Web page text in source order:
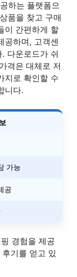
하는 플랫폼으
품을 찾고 구매
이 간편하게 할
공하며, 고객센
다운로드가 쉬
격은 대체로 저
지로 확인할 수
니다.
가능
공
경험을 제공
기를 얻고 있